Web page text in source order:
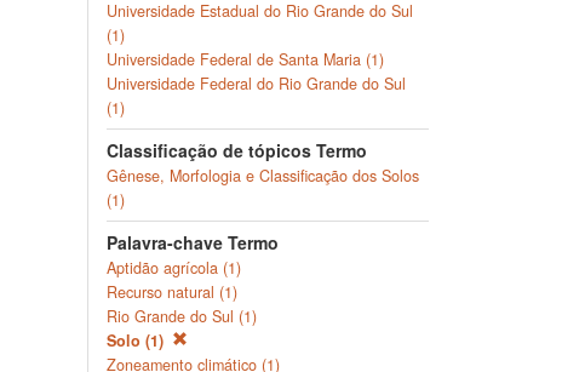
Universidade Estadual do Rio Grande do Sul
(1)
Universidade Federal de Santa Maria (1)
Universidade Federal do Rio Grande do Sul
(1)
Classificação de tópicos Termo
Gênese, Morfologia e Classificação dos Solos
(1)
Palavra-chave Termo
Aptidão agrícola (1)
Recurso natural (1)
Rio Grande do Sul (1)
Solo (1)
Zoneamento climático (1)